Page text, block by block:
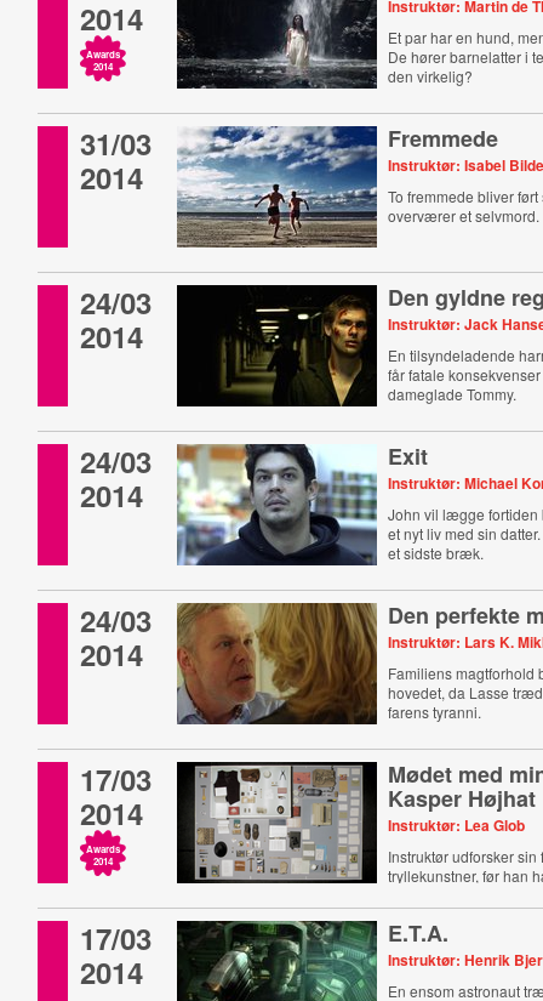
2014
Awards
2014
Instruktør: Martin de
Et par har en hund,
De hører barnelatter i
den virkelig?
31/03
2014
Fremmede
Instruktør: Isabel
To fremmede bliver
overværer et selvmord.
24/03
2014
Den gyldne
Instruktør: Jack
En tilsyndeladende
får fatale
dameglade Tommy.
24/03
2014
Exit
Instruktør: Michael
John vil lægge fortiden
et nyt liv med sin
et sidste bræk.
24/03
2014
Den perfekte
Instruktør: Lars K.
Familiens magtforhold
hovedet, da Lasse
farens tyranni.
17/03
2014
Awards
2014
Mødet med
Kasper Højhat
Instruktør: Lea Glob
Instruktør udforsker sin
tryllekunstner, før han
17/03
2014
E.T.A.
Instruktør: Henrik
En ensom astronaut